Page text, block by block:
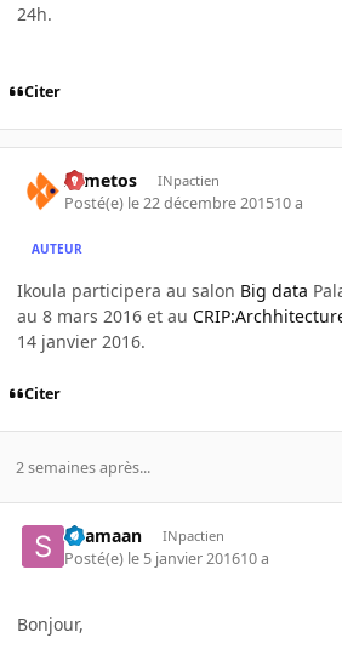
24h.
Citer
Armetos INpactien
Posté(e) le 22 décembre 201510 a
AUTEUR
Ikoula participera au salon Big data
au 8 mars 2016 et au
14 janvier 2016.
Citer
2 semaines après...
Shamaan INpactien
Posté(e) le 5 janvier 201610 a
Bonjour,